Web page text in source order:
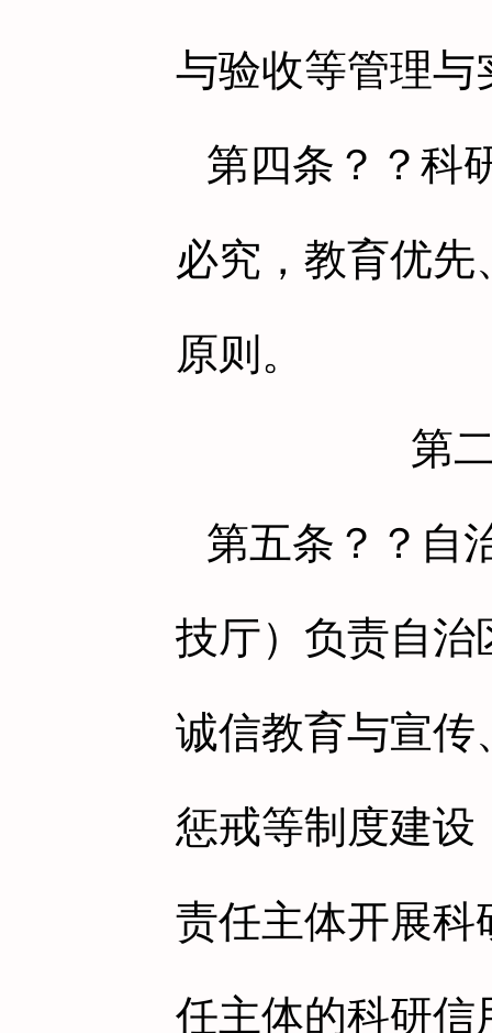
与验收等管理与
第四条 ？？科
必究，教育优
原则。
第
第五条 ？？自
技厅）负责自治
诚信教育与宣传
惩戒等制度建
责任主体开展科
任主体的科研信